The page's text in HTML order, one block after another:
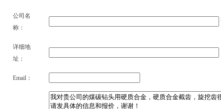
公司名
称：
详细地
址：
Email：